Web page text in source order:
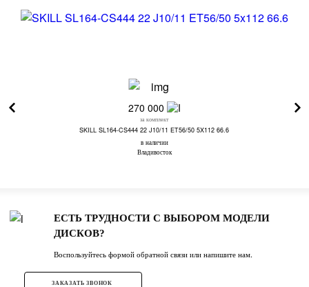
270 000
за комплект
SKILL SL164-CS444 22 J10/11 ET56/50 5X112 66.6
в наличии
Владивосток
ЕСТЬ ТРУДНОСТИ С ВЫБОРОМ МОДЕЛИ
ДИСКОВ?
Воспользуйтесь формой обратной связи или напишите нам.
ЗАКАЗАТЬ ЗВОНОК